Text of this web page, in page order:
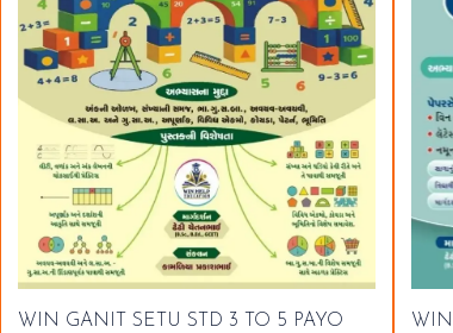
⭐ Bestseller
WIN GANIT SETU STD 3 TO 5 PAYO
⭐
WIN